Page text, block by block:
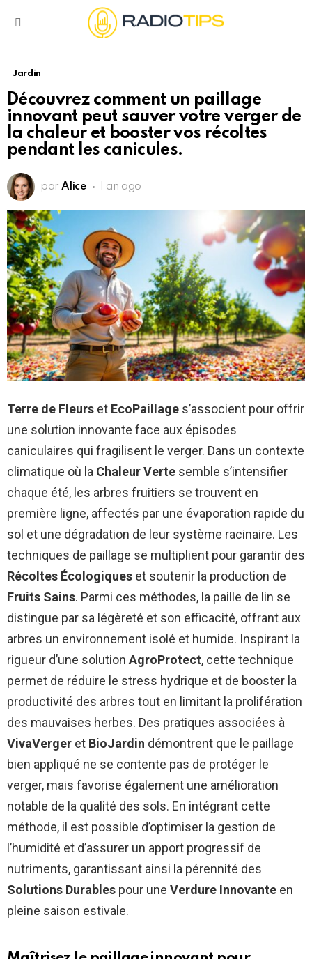
Jardin
Découvrez comment un paillage
innovant peut sauver votre verger de
la chaleur et booster vos récoltes
pendant les canicules.
par Alice 1 an ago
Terre de Fleurs et EcoPaillage s’associent pour offrir
une solution innovante face aux épisodes
caniculaires qui fragilisent le verger. Dans un contexte
climatique où la Chaleur Verte semble s’intensifier
chaque été, les arbres fruitiers se trouvent en
première ligne, affectés par une évaporation rapide du
sol et une dégradation de leur système racinaire. Les
techniques de paillage se multiplient pour garantir des
Récoltes Écologiques et soutenir la production de
Fruits Sains. Parmi ces méthodes, la paille de lin se
distingue par sa légèreté et son efficacité, offrant aux
arbres un environnement isolé et humide. Inspirant la
rigueur d’une solution AgroProtect, cette technique
permet de réduire le stress hydrique et de booster la
productivité des arbres tout en limitant la prolifération
des mauvaises herbes. Des pratiques associées à
VivaVerger et BioJardin démontrent que le paillage
bien appliqué ne se contente pas de protéger le
verger, mais favorise également une amélioration
notable de la qualité des sols. En intégrant cette
méthode, il est possible d’optimiser la gestion de
l’humidité et d’assurer un apport progressif de
nutriments, garantissant ainsi la pérennité des
Solutions Durables pour une Verdure Innovante en
pleine saison estivale.